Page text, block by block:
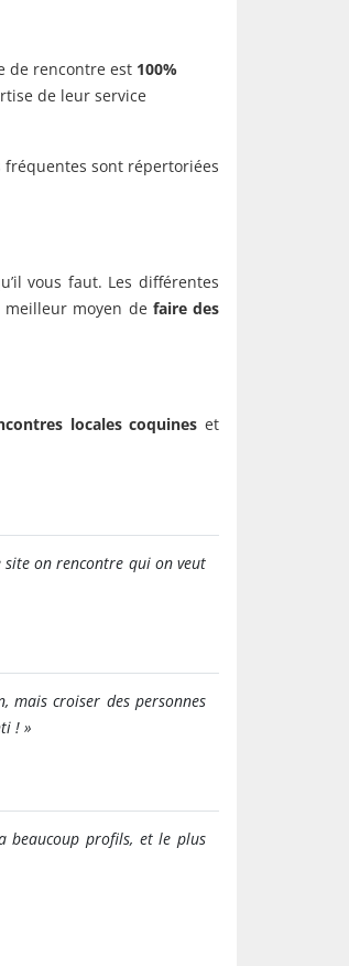
de rencontre est 100%
de leur service
sont répertoriées
vous faut. Les différentes
moyen de faire des
locales coquines et
site on rencontre qui on veut
mais croiser des personnes
! »
beaucoup profils, et le plus